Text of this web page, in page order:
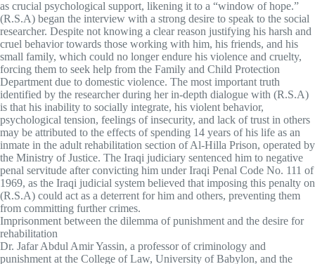
as crucial psychological support, likening it to a “window of hope.”
(R.S.A) began the interview with a strong desire to speak to the social
researcher. Despite not knowing a clear reason justifying his harsh and
cruel behavior towards those working with him, his friends, and his
small family, which could no longer endure his violence and cruelty,
forcing them to seek help from the Family and Child Protection
Department due to domestic violence. The most important truth
identified by the researcher during her in-depth dialogue with (R.S.A)
is that his inability to socially integrate, his violent behavior,
psychological tension, feelings of insecurity, and lack of trust in others
may be attributed to the effects of spending 14 years of his life as an
inmate in the adult rehabilitation section of Al-Hilla Prison, operated by
the Ministry of Justice. The Iraqi judiciary sentenced him to negative
penal servitude after convicting him under Iraqi Penal Code No. 111 of
1969, as the Iraqi judicial system believed that imposing this penalty on
(R.S.A) could act as a deterrent for him and others, preventing them
from committing further crimes.
Imprisonment between the dilemma of punishment and the desire for
rehabilitation
Dr. Jafar Abdul Amir Yassin, a professor of criminology and
punishment at the College of Law, University of Babylon, and the